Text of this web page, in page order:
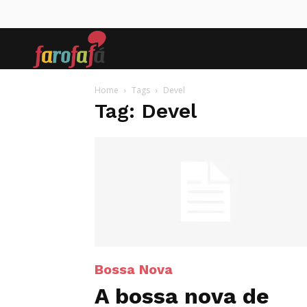
Home Tags Devel
Tag: Devel
Bossa Nova
A bossa nova de